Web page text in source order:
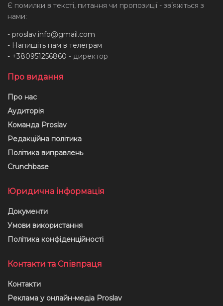
Є помилки в тексті, питання чи пропозиції - звʼяжіться з
нами:
- proslav.info@gmail.com
- Напишіть нам в телеграм
- +380951256860 - директор
Про видання
Про нас
Аудиторія
Команда Proslav
Редакційна політика
Політика виправлень
Crunchbase
Юридична інформація
Документи
Умови використання
Політика конфіденційності
Контакти та Співпраця
Контакти
Реклама у онлайн-медіа Proslav